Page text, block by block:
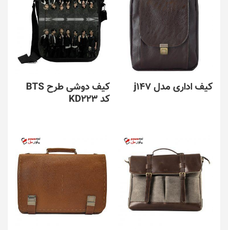
کیف اداری مدل j147
کیف دوشی طرح BTS
کد KD223